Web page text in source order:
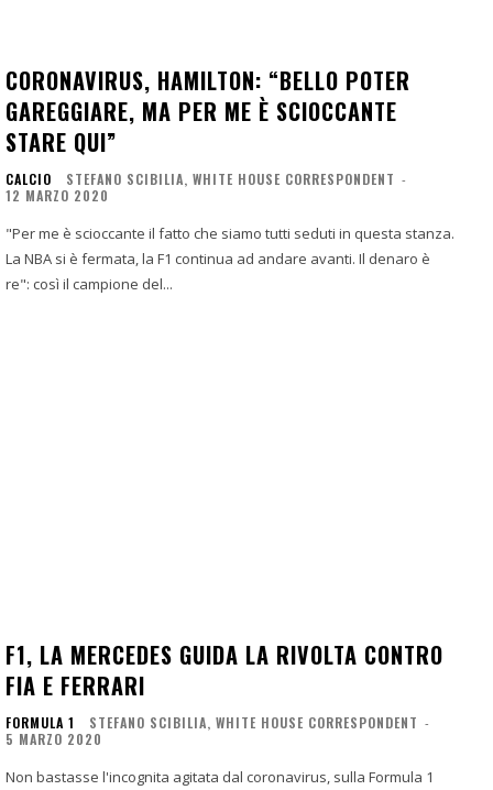
CORONAVIRUS, HAMILTON: “BELLO POTER
GAREGGIARE, MA PER ME È SCIOCCANTE
STARE QUI”
CALCIO STEFANO SCIBILIA, WHITE HOUSE CORRESPONDENT -
12 MARZO 2020
"Per me è scioccante il fatto che siamo tutti seduti in questa stanza.
La NBA si è fermata, la F1 continua ad andare avanti. Il denaro è
re": così il campione del...
F1, LA MERCEDES GUIDA LA RIVOLTA CONTRO
FIA E FERRARI
FORMULA 1 STEFANO SCIBILIA, WHITE HOUSE CORRESPONDENT -
5 MARZO 2020
Non bastasse l'incognita agitata dal coronavirus, sulla Formula 1